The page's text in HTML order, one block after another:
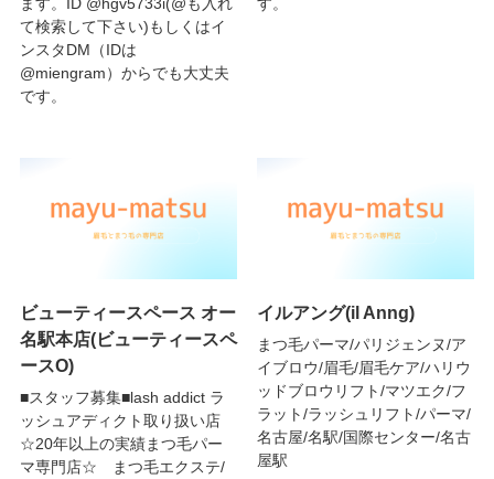
て検索して下さい)もしくはイ
ンスタDM（IDは
@miengram）からでも大丈夫
です。
ビューティースペース オー
名駅本店(ビューティースペ
ースO)
■スタッフ募集■lash addict ラ
ッシュアディクト取り扱い店
☆20年以上の実績まつ毛パー
マ専門店☆ まつ毛エクステ/
イルアング(il Anng)
まつ毛パーマ/パリジェンヌ/ア
イブロウ/眉毛/眉毛ケア/ハリウ
ッドブロウリフト/マツエク/フ
ラット/ラッシュリフト/パーマ/
名古屋/名駅/国際センター/名古
屋駅